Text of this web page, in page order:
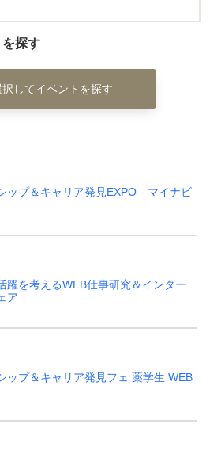
探す
してイベントを探す
ップ＆キャリア発見EXPO マイナビ
躍を考えるWEB仕事研究＆インター
ア
ップ＆キャリア発見フェ 薬学生 WEB